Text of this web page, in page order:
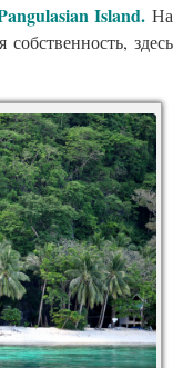
Island. На
здесь